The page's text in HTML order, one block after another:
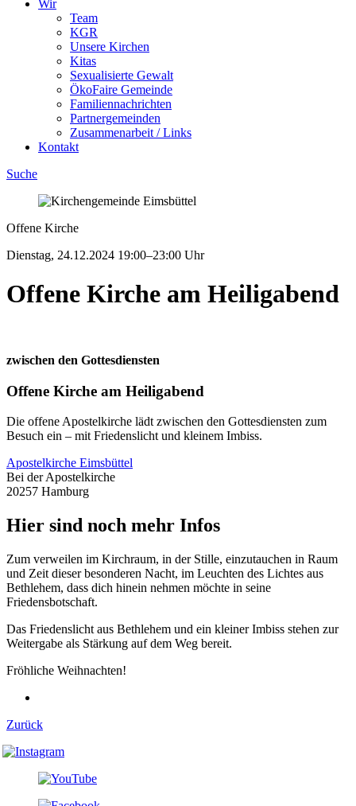
Wir
Team
KGR
Unsere Kirchen
Kitas
Sexualisierte Gewalt
ÖkoFaire Gemeinde
Familiennachrichten
Partnergemeinden
Zusammenarbeit / Links
Kontakt
Suche
Offene Kirche
Dienstag, 24.12.2024 19:00–23:00 Uhr
Offene Kirche am Heiligabend
zwischen den Gottesdiensten
Offene Kirche am Heiligabend
Die offene Apostelkirche lädt zwischen den Gottesdiensten zum
Besuch ein – mit Friedenslicht und kleinem Imbiss.
Apostelkirche Eimsbüttel
Bei der Apostelkirche
20257 Hamburg
Hier sind noch mehr Infos
Zum verweilen im Kirchraum, in der Stille, einzutauchen in Raum
und Zeit dieser besonderen Nacht, im Leuchten des Lichtes aus
Bethlehem, dass dich hinein nehmen möchte in seine
Friedensbotschaft.
Das Friedenslicht aus Bethlehem und ein kleiner Imbiss stehen zur
Weitergabe als Stärkung auf dem Weg bereit.
Fröhliche Weihnachten!
Zurück